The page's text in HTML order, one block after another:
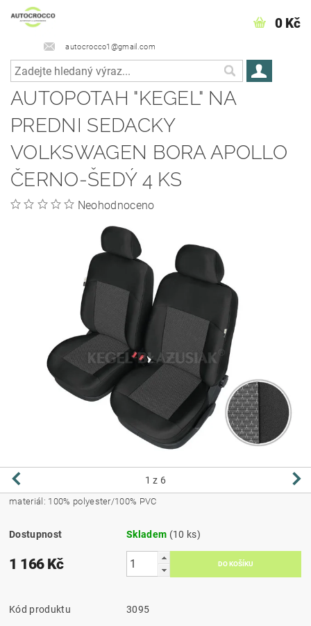
autocrocco1@gmail.com
0 Kč
AUTOPOTAH "KEGEL" NA
PREDNI SEDACKY
VOLKSWAGEN BORA APOLLO
ČERNO-ŠEDÝ 4 KS
Neohodnoceno
1 z 6
materiál: 100% polyester/100% PVC
Dostupnost Skladem (10 ks)
1 166 Kč
Kód produktu 3095